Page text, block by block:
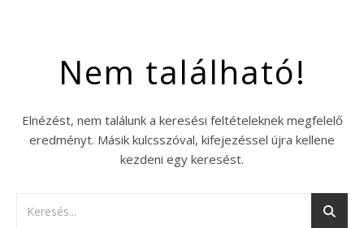
Nem található!
Elnézést, nem találunk a keresési feltételeknek megfelelő
eredményt. Másik kulcsszóval, kifejezéssel újra kellene
kezdeni egy keresést.